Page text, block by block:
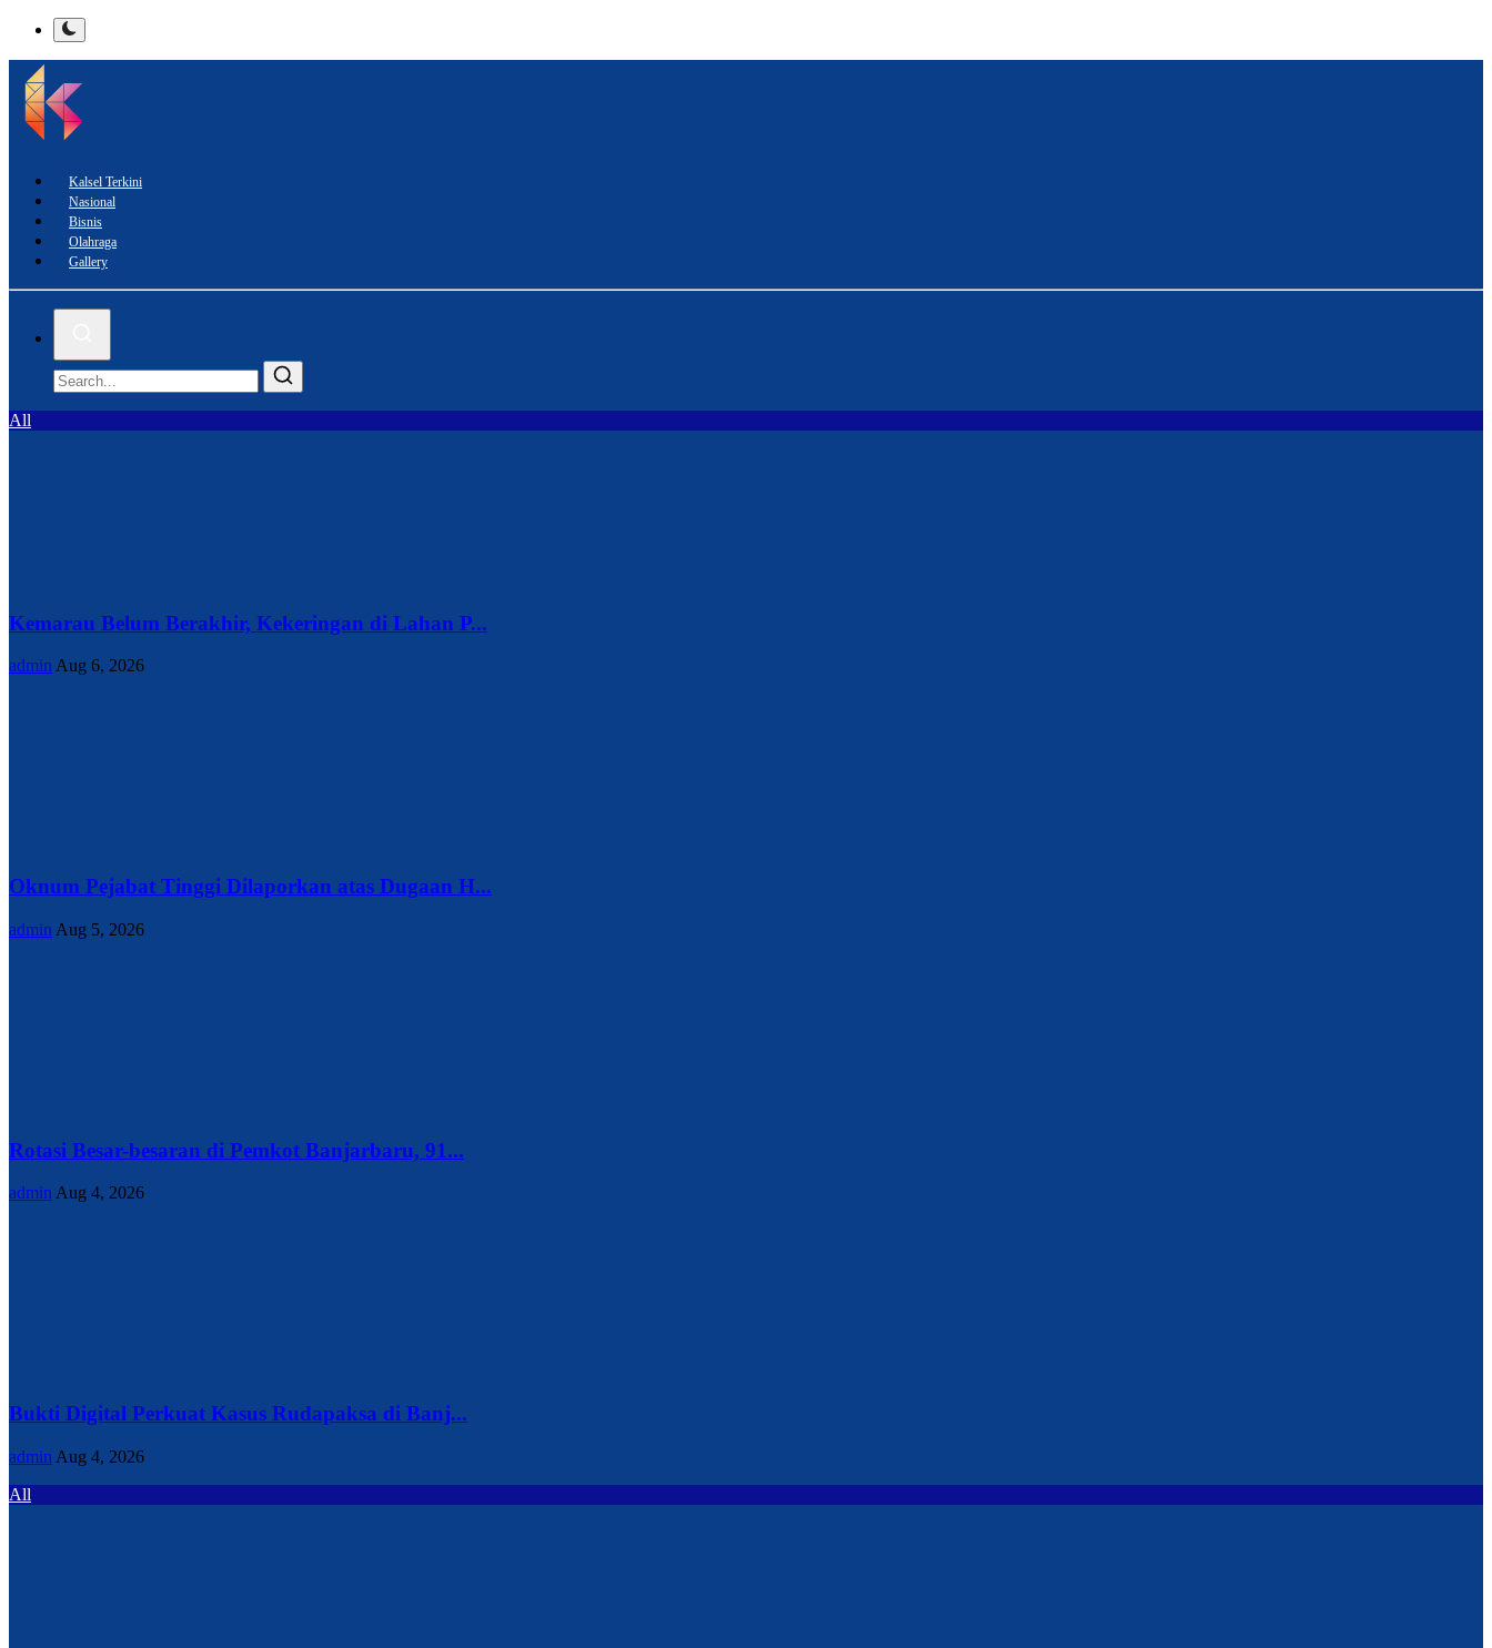
Kalsel Terkini
Nasional
Bisnis
Olahraga
Gallery
All
Kemarau Belum Berakhir, Kekeringan di Lahan P...
adminAug 6, 2026
Oknum Pejabat Tinggi Dilaporkan atas Dugaan H...
admin Aug 5, 2026
Rotasi Besar-besaran di Pemkot Banjarbaru, 91...
admin Aug 4, 2026
Bukti Digital Perkuat Kasus Rudapaksa di Banj...
admin Aug 4, 2026
All